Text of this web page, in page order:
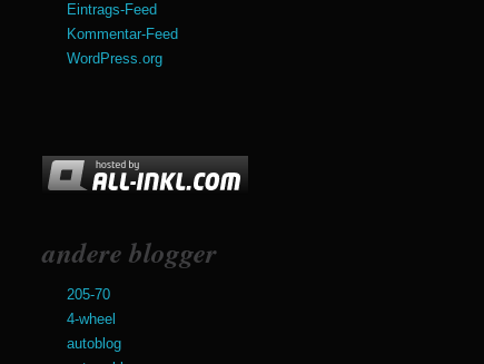
Eintrags-Feed
Kommentar-Feed
WordPress.org
andere blogger
205-70
4-wheel
autoblog